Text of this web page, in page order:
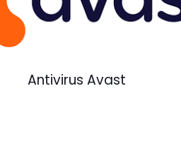
Antivirus Avast